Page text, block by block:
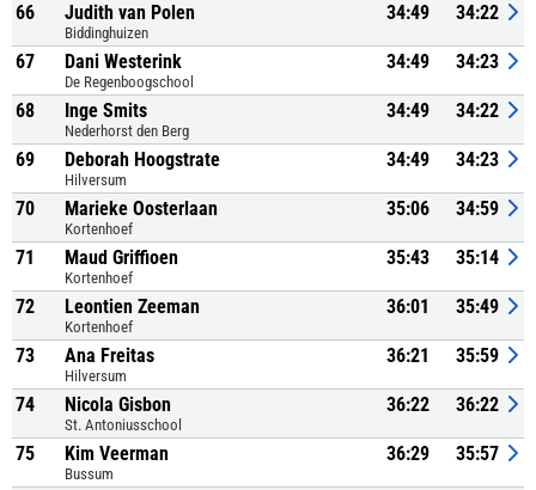
66 Judith van Polen
Biddinghuizen
34:49 34:22
67 Dani Westerink
De Regenboogschool
34:49 34:23
68 Inge Smits
Nederhorst den Berg
34:49 34:22
69 Deborah Hoogstrate
Hilversum
34:49 34:23
70 Marieke Oosterlaan
Kortenhoef
35:06 34:59
71 Maud Griffioen
Kortenhoef
35:43 35:14
72 Leontien Zeeman
Kortenhoef
36:01 35:49
73 Ana Freitas
Hilversum
36:21 35:59
74 Nicola Gisbon
St. Antoniusschool
36:22 36:22
75 Kim Veerman
Bussum
36:29 35:57